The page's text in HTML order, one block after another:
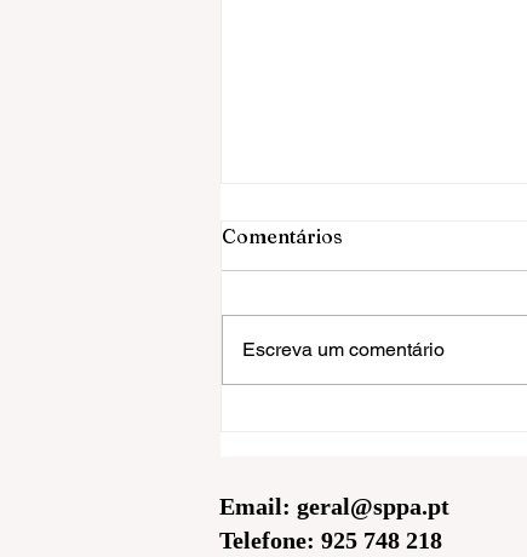
Comentários
Escreva um comentário
Email: geral@sppa.pt
Telefone: 925 748 218